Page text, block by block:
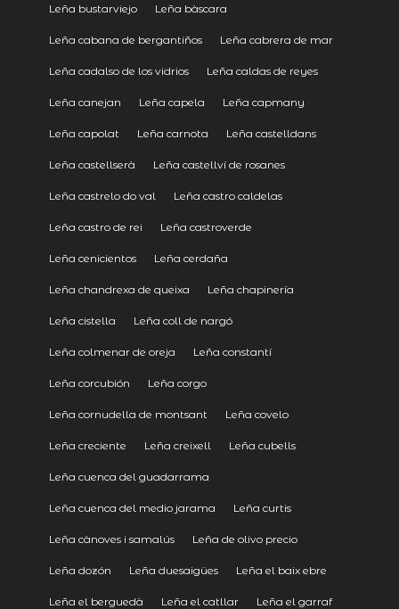
Leña bustarviejo Leña bàscara
Leña cabana de bergantiños Leña cabrera de mar
Leña cadalso de los vidrios Leña caldas de reyes
Leña canejan Leña capela Leña capmany
Leña capolat Leña carnota Leña castelldans
Leña castellserà Leña castellví de rosanes
Leña castrelo do val Leña castro caldelas
Leña castro de rei Leña castroverde
Leña cenicientos Leña cerdaña
Leña chandrexa de queixa Leña chapinería
Leña cistella Leña coll de nargó
Leña colmenar de oreja Leña constantí
Leña corcubión Leña corgo
Leña cornudella de montsant Leña covelo
Leña creciente Leña creixell Leña cubells
Leña cuenca del guadarrama
Leña cuenca del medio jarama Leña curtis
Leña cànoves i samalús Leña de olivo precio
Leña dozón Leña duesaigües Leña el baix ebre
Leña el berguedà Leña el catllar Leña el garraf